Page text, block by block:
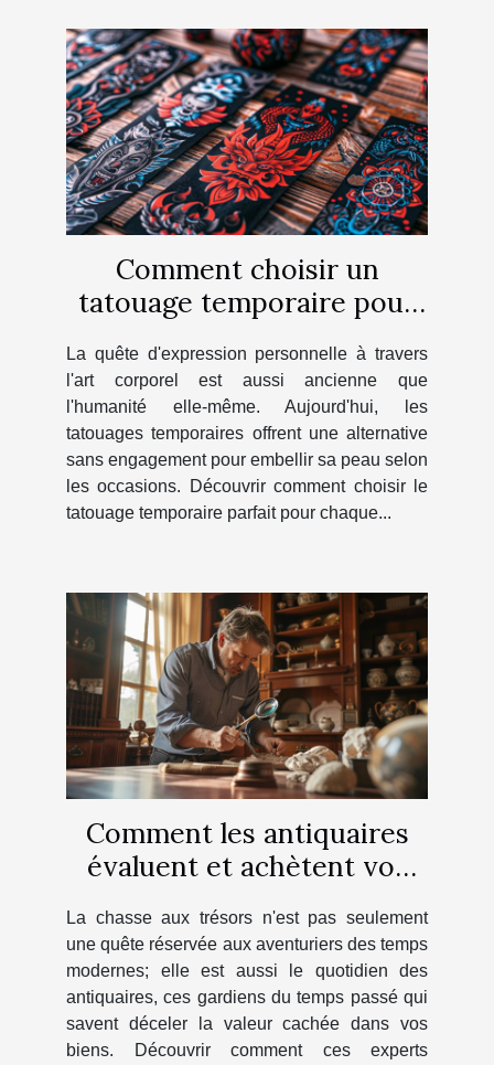
Comment choisir un
tatouage temporaire pour
La quête d'expression personnelle à travers
l'art corporel est aussi ancienne que
l'humanité elle-même. Aujourd'hui, les
tatouages temporaires offrent une alternative
sans engagement pour embellir sa peau selon
les occasions. Découvrir comment choisir le
tatouage temporaire parfait pour chaque...
Comment les antiquaires
évaluent et achètent vos
La chasse aux trésors n'est pas seulement
une quête réservée aux aventuriers des temps
modernes; elle est aussi le quotidien des
antiquaires, ces gardiens du temps passé qui
savent déceler la valeur cachée dans vos
biens. Découvrir comment ces experts